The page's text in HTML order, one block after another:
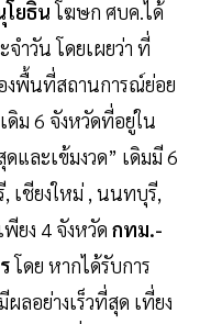
ยธินโฆษก ศบค.​ได้
ำวัน โดยเผยว่า ที่
งพื้นที่สถานการณ์ย่อย
ม 6 จังหวัดที่อยู่ใน
และเข้มงวด” เดิมมี 6
เชียงใหม่ , นนทบุรี,​
ยง 4 จังหวัด กทม.-
โดย หากได้รับการ
ลอย่างเร็วที่สุด เที่ยง